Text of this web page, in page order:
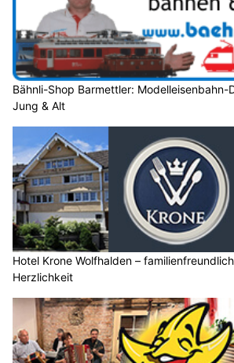
Bähnli-Shop Barmettler:
Jung & Alt
Hotel Krone Wolfhalden –
Herzlichkeit